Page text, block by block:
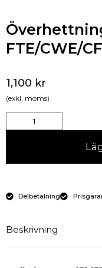
FTE/CWE/
1,100 kr
(exkl. moms)
Delbetalning
Beskrivning